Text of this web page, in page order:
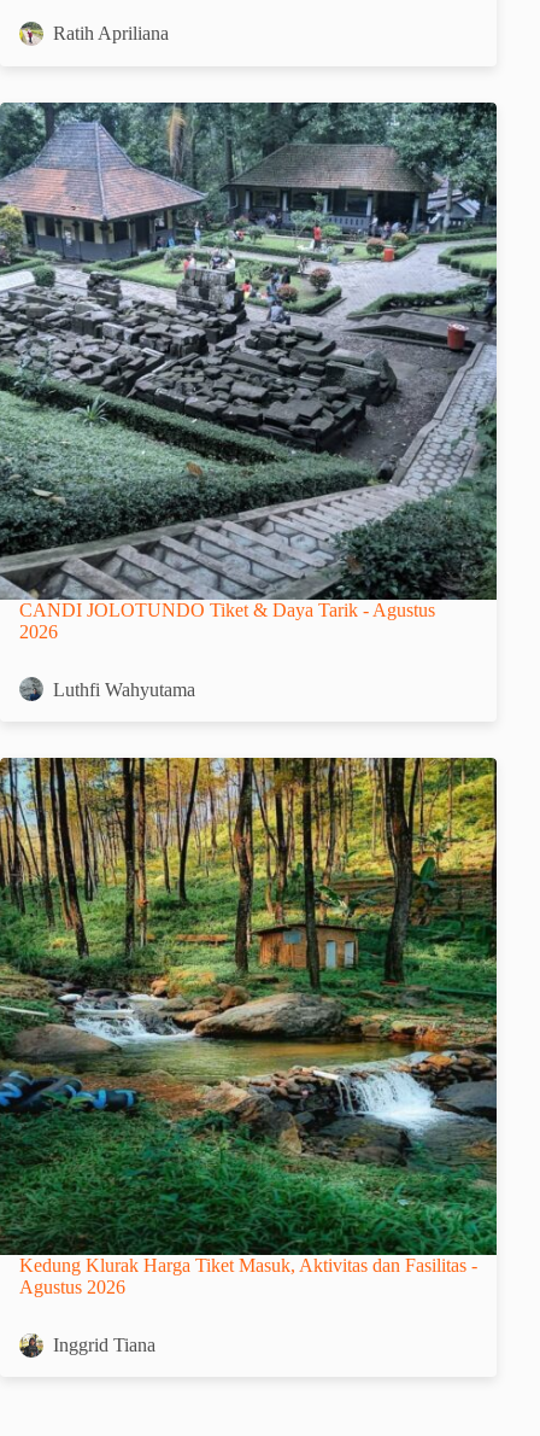
Ratih Apriliana
CANDI JOLOTUNDO Tiket & Daya Tarik - Agustus
2026
Luthfi Wahyutama
Kedung Klurak Harga Tiket Masuk, Aktivitas dan Fasilitas -
Agustus 2026
Inggrid Tiana